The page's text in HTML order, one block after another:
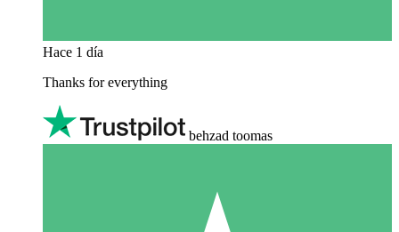
Hace 1 día
Thanks for everything
behzad toomas